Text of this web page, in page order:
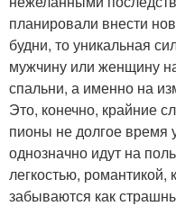
планировали внести
будни, то уникальная
мужчину или женщину
спальни, а именно на
Это, конечно, крайние
пионы не долгое время
однозначно идут на
легкостью,
забываются как